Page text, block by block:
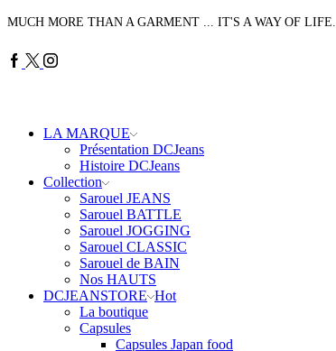
MUCH MORE THAN A GARMENT ... IT'S A WAY OF LIFE.
Facebook
TwitterInstagram
LA MARQUE
Présentation DCJeans
Histoire DCJeans
Collection
Sarouel JEANS
Sarouel BATTLE
Sarouel JOGGING
Sarouel CLASSIC
Sarouel de BAIN
Nos HAUTS
DCJEANSTORE Hot
La boutique
Capsules
Capsules Japan food